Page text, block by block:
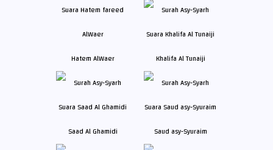
Hatem AlWaer Khalifa Al Tunaiji
Saad Al Ghamidi Saud asy-Syuraim